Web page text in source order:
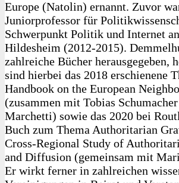
Europe (Natolin) ernannt. Zuvor
Juniorprofessor für
Schwerpunkt Politik und Internet
Hildesheim (2012-2015).
zahlreiche Bücher herausgegeben,
sind hierbei das 2018 erschienene
Handbook on the European
(zusammen mit Tobias
Marchetti) sowie das 2020 bei
Buch zum Thema Authoritarian
Cross-Regional Study of
and Diffusion (gemeinsam mit
Er wirkt ferner in zahlreichen